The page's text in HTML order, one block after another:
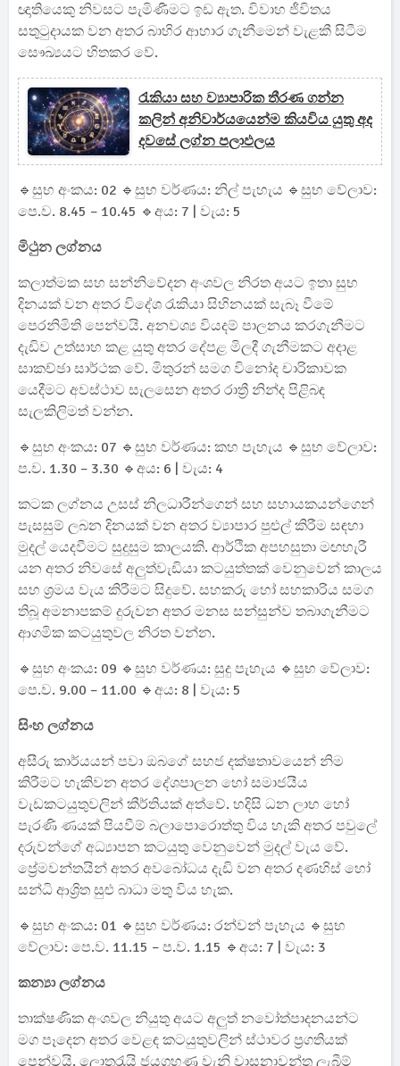
ඥාතියෙකු නිවසට පැමිණීමට ඉඩ ඇත. විවාහ ජීවිතය
සතුටුදායක වන අතර බාහිර ආහාර ගැනීමෙන් වැළකී සිටීම
සෞඛ්‍යයට හිතකර වේ.
රැකියා සහ ව්‍යාපාරික තීරණ ගන්න
කලින් අනිවාර්යයෙන්ම කියවිය යුතු අද
දවසේ ලග්න පලාඵලය
🔹සුභ අංකය: 02 🔹සුභ වර්ණය: නිල් පැහැය 🔹සුභ වේලාව:
පෙ.ව. 8.45 – 10.45 🔹අය: 7 | වැය: 5
මිථුන ලග්නය
කලාත්මක සහ සන්නිවේදන අංශවල නිරත අයට ඉතා සුභ
දිනයක් වන අතර විදේශ රැකියා සිහිනයක් සැබෑ වීමේ
පෙරනිමිති පෙන්වයි. අනවශ්‍ය වියදම් පාලනය කරගැනීමට
දැඩිව උත්සාහ කළ යුතු අතර දේපළ මිලදී ගැනීමකට අදාළ
සාකච්ඡා සාර්ථක වේ. මිතුරන් සමග විනෝද චාරිකාවක
යෙදීමට අවස්ථාව සැලසෙන අතර රාත්‍රී නින්ද පිළිබඳ
සැලකිලිමත් වන්න.
🔹සුභ අංකය: 07 🔹සුභ වර්ණය: කහ පැහැය 🔹සුභ වේලාව:
ප.ව. 1.30 – 3.30 🔹අය: 6 | වැය: 4
කටක ලග්නය උසස් නිලධාරීන්ගෙන් සහ සහායකයන්ගෙන්
පැසසුම් ලබන දිනයක් වන අතර ව්‍යාපාර පුළුල් කිරීම සඳහා
මුදල් යෙදවීමට සුදුසුම කාලයකි. ආර්ථික අපහසුතා මඟහැරී
යන අතර නිවසේ අලුත්වැඩියා කටයුත්තක් වෙනුවෙන් කාලය
සහ ශ්‍රමය වැය කිරීමට සිදුවේ. සහකරු හෝ සහකාරිය සමග
තිබූ අමනාපකම් දුරුවන අතර මනස සන්සුන්ව තබාගැනීමට
ආගමික කටයුතුවල නිරත වන්න.
🔹සුභ අංකය: 09 🔹සුභ වර්ණය: සුදු පැහැය 🔹සුභ වේලාව:
පෙ.ව. 9.00 – 11.00 🔹අය: 8 | වැය: 5
සිංහ ලග්නය
අසීරු කාර්යයන් පවා ඔබගේ සහජ දක්ෂතාවයෙන් නිම
කිරීමට හැකිවන අතර දේශපාලන හෝ සමාජයීය
වැඩකටයුතුවලින් කීර්තියක් අත්වේ. හදිසි ධන ලාභ හෝ
පැරණි ණයක් පියවීම් බලාපොරොත්තු විය හැකි අතර පවුලේ
දරුවන්ගේ අධ්‍යාපන කටයුතු වෙනුවෙන් මුදල් වැය වේ.
ප්‍රේමවන්තයින් අතර අවබෝධය දැඩි වන අතර දණහිස් හෝ
සන්ධි ආශ්‍රිත සුළු බාධා මතු විය හැක.
🔹සුභ අංකය: 01 🔹සුභ වර්ණය: රන්වන් පැහැය 🔹සුභ
වේලාව: පෙ.ව. 11.15 – ප.ව. 1.15 🔹අය: 7 | වැය: 3
කන්‍යා ලග්නය
තාක්ෂණික අංශවල නියුතු අයට අලුත් නවෝත්පාදනයන්ට
මග පෑදෙන අතර වෙළඳ කටයුතුවලින් ස්ථාවර ප්‍රගතියක්
පෙන්වයි. ලොතරැයි ජයග්‍රහණ වැනි වාසනාවන්ත ලැබීම්